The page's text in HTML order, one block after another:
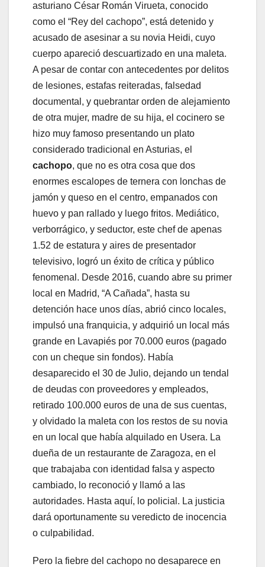
asturiano César Román Virueta, conocido
como el “Rey del cachopo”, está detenido y
acusado de asesinar a su novia Heidi, cuyo
cuerpo apareció descuartizado en una maleta.
A pesar de contar con antecedentes por delitos
de lesiones, estafas reiteradas, falsedad
documental, y quebrantar orden de alejamiento
de otra mujer, madre de su hija, el cocinero se
hizo muy famoso presentando un plato
considerado tradicional en Asturias, el
cachopo, que no es otra cosa que dos
enormes escalopes de ternera con lonchas de
jamón y queso en el centro, empanados con
huevo y pan rallado y luego fritos. Mediático,
verborrágico, y seductor, este chef de apenas
1.52 de estatura y aires de presentador
televisivo, logró un éxito de crítica y público
fenomenal. Desde 2016, cuando abre su primer
local en Madrid, “A Cañada”, hasta su
detención hace unos días, abrió cinco locales,
impulsó una franquicia, y adquirió un local más
grande en Lavapiés por 70.000 euros (pagado
con un cheque sin fondos). Había
desaparecido el 30 de Julio, dejando un tendal
de deudas con proveedores y empleados,
retirado 100.000 euros de una de sus cuentas,
y olvidado la maleta con los restos de su novia
en un local que había alquilado en Usera. La
dueña de un restaurante de Zaragoza, en el
que trabajaba con identidad falsa y aspecto
cambiado, lo reconoció y llamó a las
autoridades. Hasta aquí, lo policial. La justicia
dará oportunamente su veredicto de inocencia
o culpabilidad.
Pero la fiebre del cachopo no desaparece en